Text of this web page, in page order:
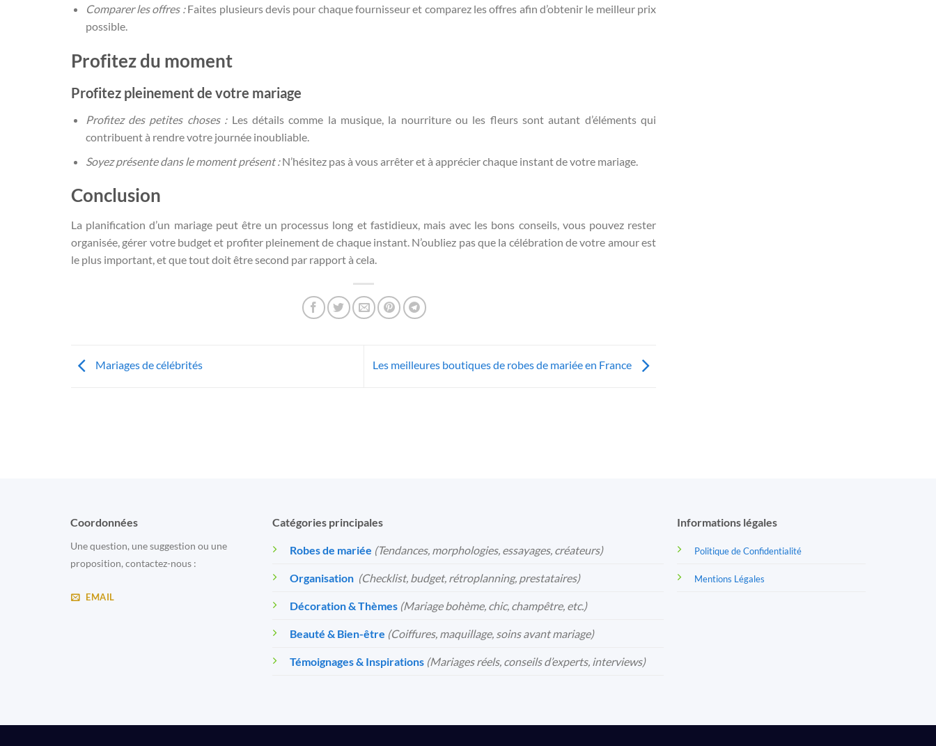
Comparer les offres :Faites plusieurs devis pour chaque fournisseur et comparez les offres afin d’obtenir le meilleur prix
possible.
Profitez du moment
Profitez pleinement de votre mariage
Profitez des petites choses :Les détails comme la musique, la nourriture ou les fleurs sont autant d’éléments qui
contribuent à rendre votre journée inoubliable.
Soyez présente dans le moment présent :N’hésitez pas à vous arrêter et à apprécier chaque instant de votre mariage.
Conclusion
La planification d’un mariage peut être un processus long et fastidieux, mais avec les bons conseils, vous pouvez rester
organisée, gérer votre budget et profiter pleinement de chaque instant. N’oubliez pas que la célébration de votre amour est
le plus important, et que tout doit être second par rapport à cela.
Mariages de célébrités Les meilleures boutiques de robes de mariée en France
Coordonnées
Une question, une suggestion ou une
proposition, contactez-nous :
EMAIL
Catégories principales
Robes de mariée (Tendances, morphologies, essayages, créateurs)
Organisation (Checklist, budget, rétroplanning, prestataires)
Décoration & Thèmes (Mariage bohème, chic, champêtre, etc.)
Beauté & Bien-être (Coiffures, maquillage, soins avant mariage)
Témoignages & Inspirations (Mariages réels, conseils d’experts, interviews)
Informations légales
Politique de Confidentialité
Mentions Légales